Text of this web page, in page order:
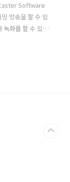
Software
방송을 할 수 있
녹화를 할 수 있도
의 스트리머 방
한다고 하더라구